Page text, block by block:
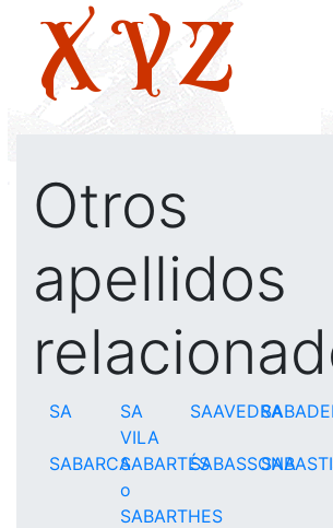
XYZ
Otros
apellidos
SA
SA
VILA
SAAVEDRA
SABARCASABARTÉS
o
SABARTHES
SABASSONA